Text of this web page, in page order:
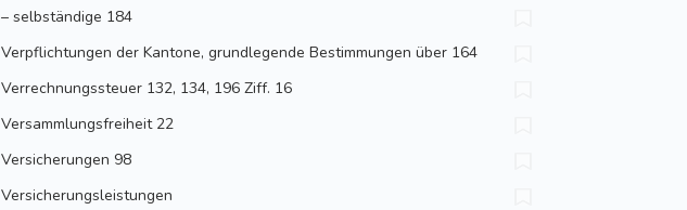
– selbständige 184
Verpflichtungen der Kantone, grundlegende Bestimmungen über 164
Verrechnungssteuer 132, 134, 196 Ziff. 16
Versammlungsfreiheit 22
Versicherungen 98
Versicherungsleistungen